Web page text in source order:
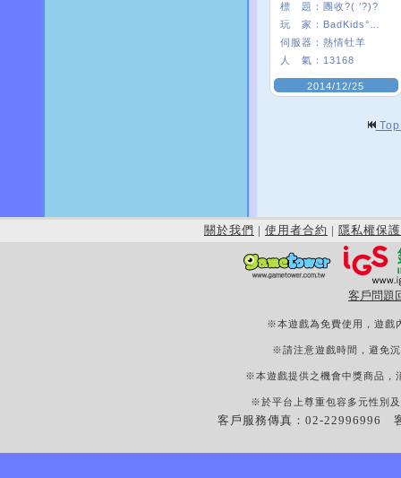
標 題： 團收?( ’?)?
玩 家：
伺服器： 熱情牡羊
人 氣： 13168
2014/12/25
關於我們 | 使用者合約 | 隱私權保護
客戶問題
※本遊戲為免費使用，遊戲
※請注意遊戲時間，避免
※本遊戲提供之機會中獎商品，
※於平台上尊重包容多元性別
客戶服務傳真：02-22996996